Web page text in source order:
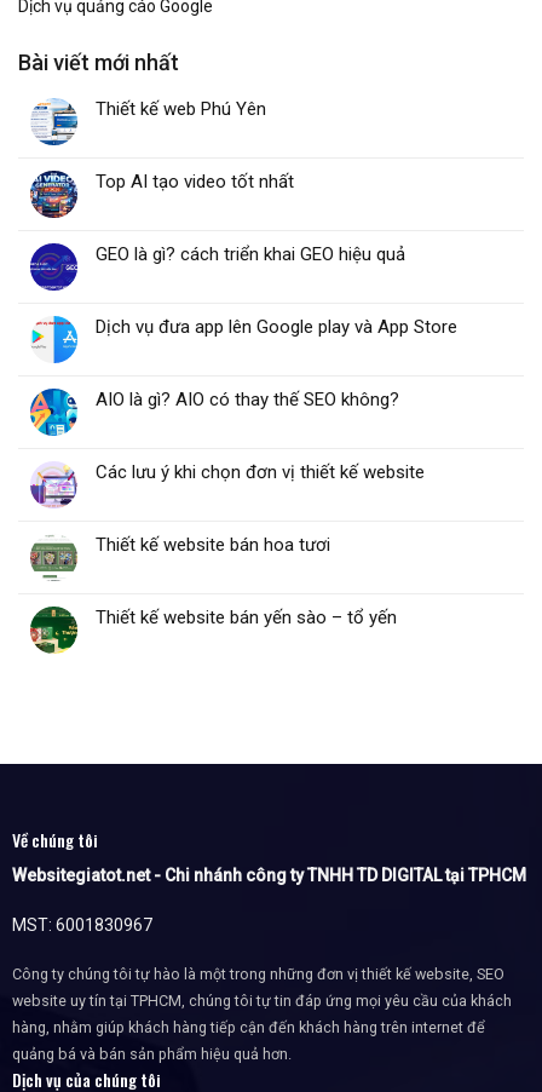
Dịch vụ quảng cáo Google
Bài viết mới nhất
Thiết kế web Phú Yên
Top AI tạo video tốt nhất
GEO là gì? cách triển khai GEO hiệu quả
Dịch vụ đưa app lên Google play và App Store
AIO là gì? AIO có thay thế SEO không?
Các lưu ý khi chọn đơn vị thiết kế website
Thiết kế website bán hoa tươi
Thiết kế website bán yến sào – tổ yến
Về chúng tôi
Websitegiatot.net - Chi nhánh công ty TNHH TD DIGITAL tại TPHCM
MST: 6001830967
Công ty chúng tôi tự hào là một trong những đơn vị thiết kế website, SEO
website uy tín tại TPHCM, chúng tôi tự tin đáp ứng mọi yêu cầu của khách
hàng, nhằm giúp khách hàng tiếp cận đến khách hàng trên internet để
quảng bá và bán sản phẩm hiệu quả hơn.
Dịch vụ của chúng tôi